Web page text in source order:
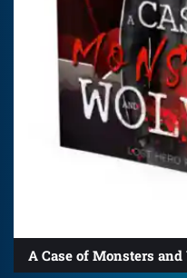
A Case of Monsters and